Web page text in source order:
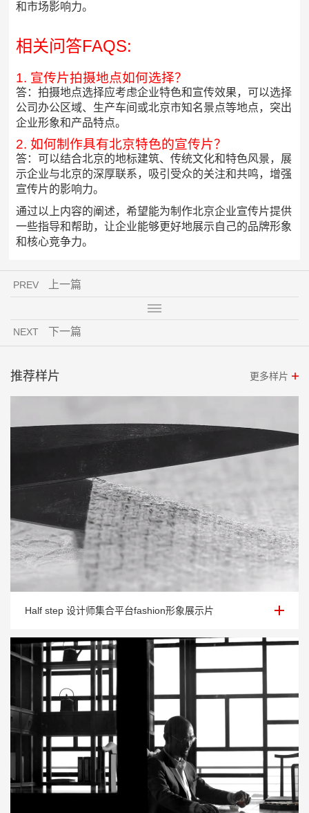
和市场影响力。
相关问答FAQS:
1. 宣传片拍摄地点如何选择？
答：拍摄地点选择应考虑企业特色和宣传效果，可以选择
公司办公区域、生产车间或北京市知名景点等地点，突出
企业形象和产品特点。
2. 如何制作具有北京特色的宣传片？
答：可以结合北京的地标建筑、传统文化和特色风景，展
示企业与北京的深厚联系，吸引受众的关注和共鸣，增强
宣传片的影响力。
通过以上内容的阐述，希望能为制作北京企业宣传片提供
一些指导和帮助，让企业能够更好地展示自己的品牌形象
和核心竞争力。
PREV 上一篇
NEXT 下一篇
推荐样片 更多样片
Half step 设计师集合平台fashion形象展示片
Half step 设计师集合平台fashion形象展示片